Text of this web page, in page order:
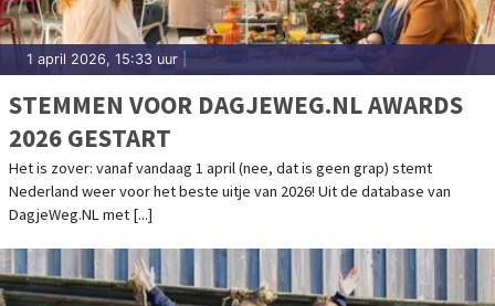
1 april 2026, 15:33 uur
STEMMEN VOOR DAGJEWEG.NL AWARDS
2026 GESTART
Het is zover: vanaf vandaag 1 april (nee, dat is geen grap) stemt
Nederland weer voor het beste uitje van 2026! Uit de database van
DagjeWeg.NL met [...]